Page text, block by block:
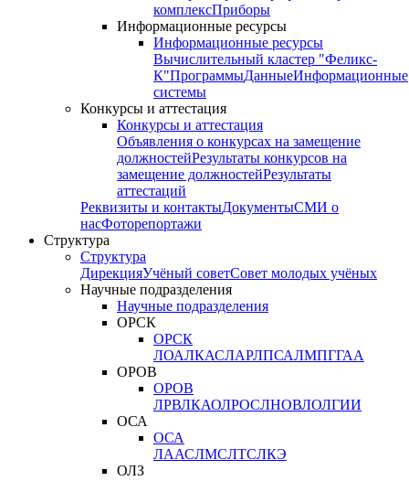
комплексПриборы
Информационные ресурсы
Информационные ресурсы
Вычислительный кластер "Феликс-
К"ПрограммыДанныеИнформационные
системы
Конкурсы и аттестация
Конкурсы и аттестация
Объявления о конкурсах на замещение
должностейРезультаты конкурсов на
замещение должностейРезультаты
аттестаций
Реквизиты и контактыДокументыСМИ о
насФоторепортажи
Структура
Структура
ДирекцияУчёный советСовет молодых учёных
Научные подразделения
Научные подразделения
ОРСК
ОРСК
ЛОАЛКАСЛАРЛПСАЛМПГГАА
ОРОВ
ОРОВ
ЛРВЛКАОЛРОСЛНОВЛОЛГИИ
ОСА
ОСА
ЛААСЛМСЛТСЛКЭ
ОЛЗ